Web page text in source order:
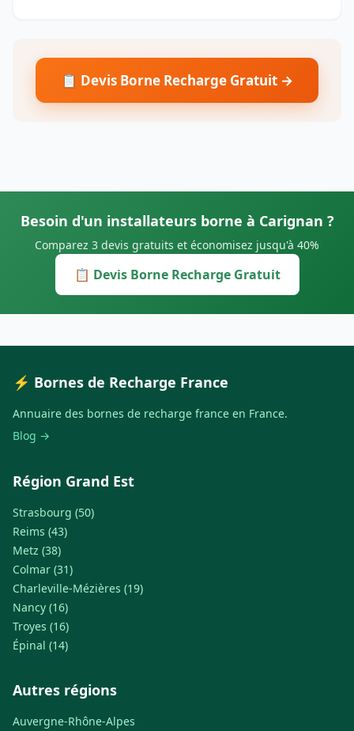
📋 Devis Borne Recharge Gratuit →
Besoin d'un installateurs borne à Carignan ?
Comparez 3 devis gratuits et économisez jusqu'à 40%
📋 Devis Borne Recharge Gratuit
⚡ Bornes de Recharge France
Annuaire des bornes de recharge france en France.
Blog →
Région Grand Est
Strasbourg (50)
Reims (43)
Metz (38)
Colmar (31)
Charleville-Mézières (19)
Nancy (16)
Troyes (16)
Épinal (14)
Autres régions
Auvergne-Rhône-Alpes